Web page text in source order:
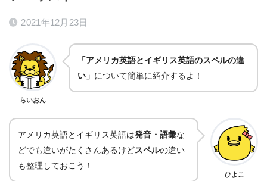
2021年12月23日
らいおん
「アメリカ英語とイギリス英語のスペルの違
い」 について簡単に紹介するよ！
アメリカ英語とイギリス英語は発音・語彙な
どでも違いがたくさんあるけどスペルの違い
も整理しておこう！
ひよこ